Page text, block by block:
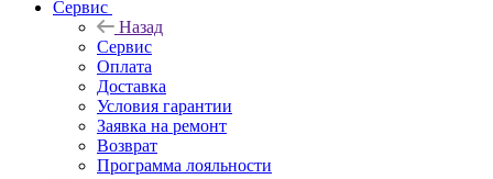
Сервис
Назад
Сервис
Оплата
Доставка
Условия гарантии
Заявка на ремонт
Возврат
Программа лояльности